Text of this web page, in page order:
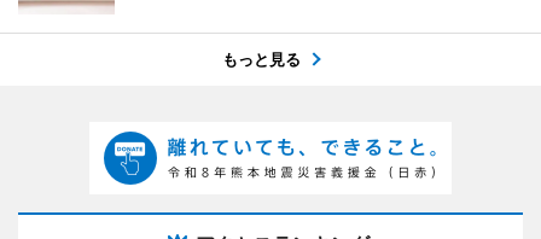
もっと見る